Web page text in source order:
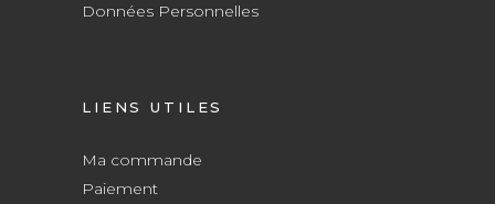
Données Personnelles
LIENS UTILES
Ma commande
Paiement